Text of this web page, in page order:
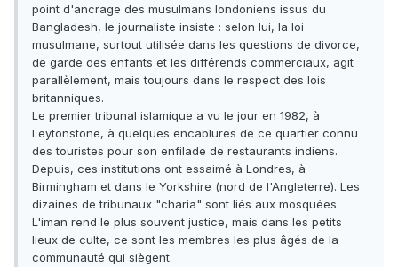
point d'ancrage des musulmans londoniens issus du
Bangladesh, le journaliste insiste : selon lui, la loi
musulmane, surtout utilisée dans les questions de divorce,
de garde des enfants et les différends commerciaux, agit
parallèlement, mais toujours dans le respect des lois
britanniques.
Le premier tribunal islamique a vu le jour en 1982, à
Leytonstone, à quelques encablures de ce quartier connu
des touristes pour son enfilade de restaurants indiens.
Depuis, ces institutions ont essaimé à Londres, à
Birmingham et dans le Yorkshire (nord de l'Angleterre). Les
dizaines de tribunaux "charia" sont liés aux mosquées.
L'iman rend le plus souvent justice, mais dans les petits
lieux de culte, ce sont les membres les plus âgés de la
communauté qui siègent.